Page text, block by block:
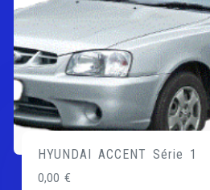
HYUNDAI ACCENT Série 1
0,00€